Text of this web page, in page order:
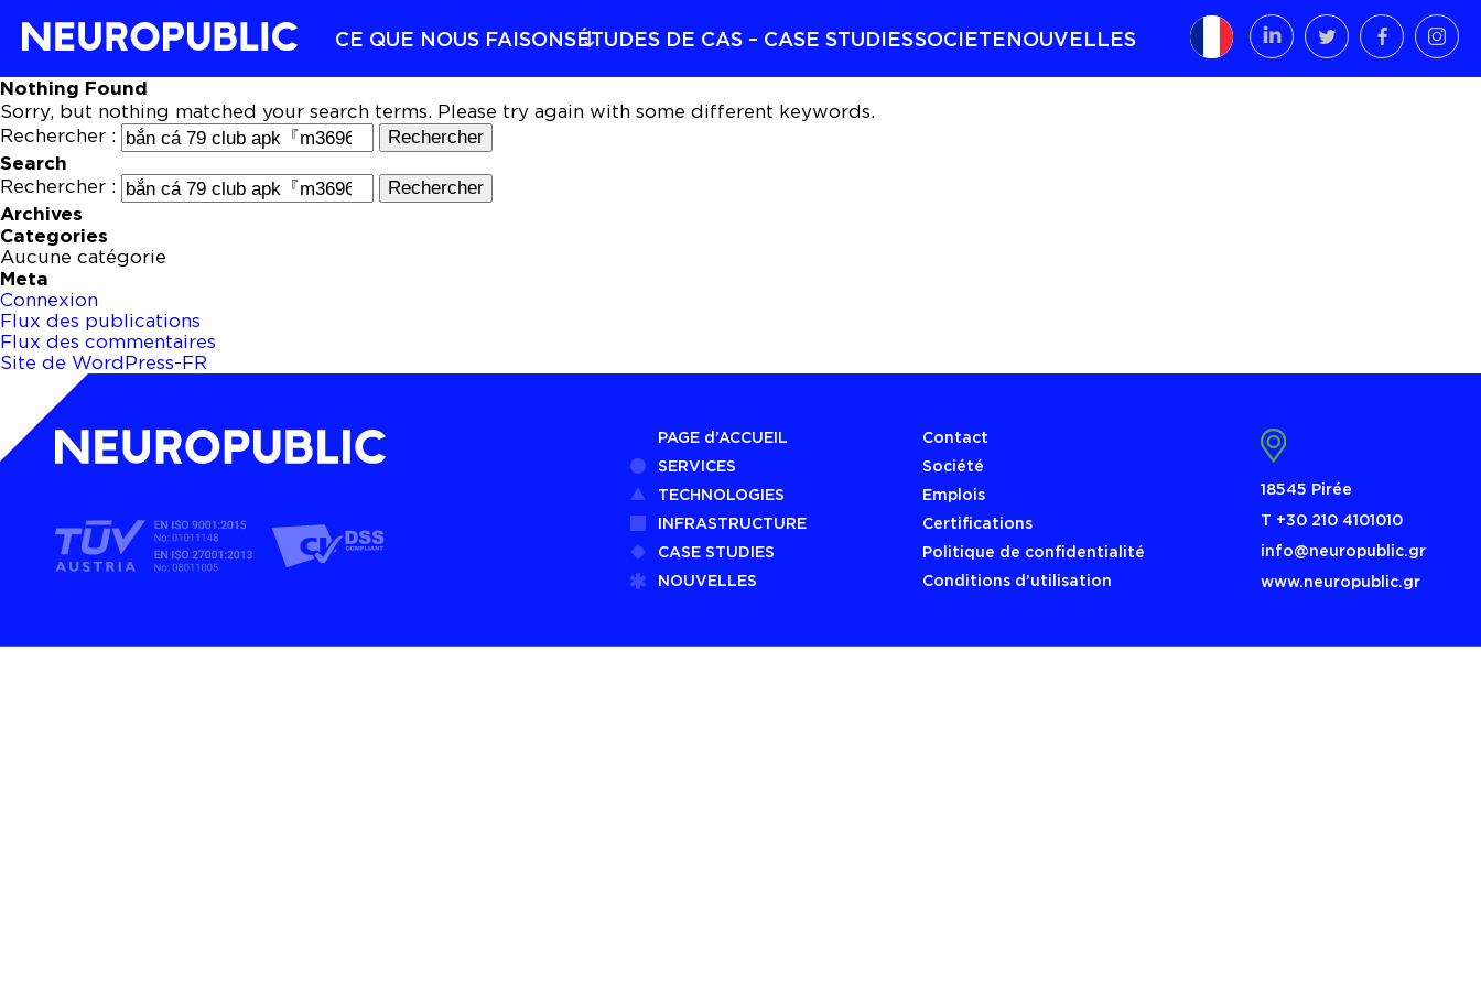
CE QUE NOUS FAISONSÉTUDES DE CAS – CASE STUDIESSOCIETENOUVELLES
Nothing Found
Sorry, but nothing matched your search terms. Please try again with some different keywords.
Rechercher :
Search
Rechercher :
Archives
Categories
Aucune catégorie
Meta
Connexion
Flux des publications
Flux des commentaires
Site de WordPress-FR
PAGE d’ACCUEIL
SERVICES
TECHNOLOGIES
INFRASTRUCTURE
CASE STUDIES
NOUVELLES
Contact
Société
Emplois
Certifications
Politique de confidentialité
Conditions d’utilisation
18545 Pirée
Τ +30 210 4101010
info@neuropublic.gr
www.neuropublic.gr